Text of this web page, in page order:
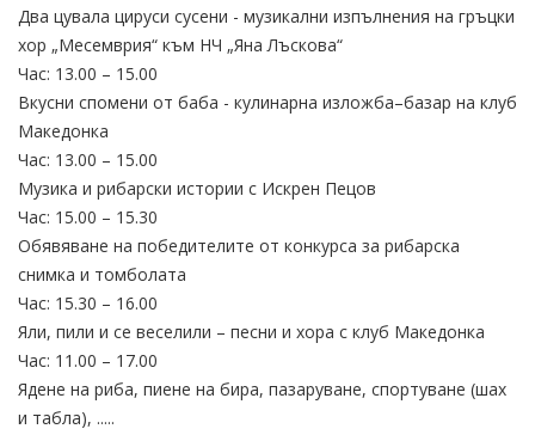
Два цувала цируси сусени - музикални изпълнения на гръцки
хор „Месемврия“ към НЧ „Яна Лъскова“
Час: 13.00 – 15.00
Вкусни спомени от баба - кулинарна изложба–базар на клуб
Македонка
Час: 13.00 – 15.00
Музика и рибарски истории с Искрен Пецов
Час: 15.00 – 15.30
Обявяване на победителите от конкурса за рибарска
снимка и томболата
Час: 15.30 – 16.00
Яли, пили и се веселили – песни и хора с клуб Македонка
Час: 11.00 – 17.00
Ядене на риба, пиене на бира, пазаруване, спортуване (шах
и табла), .....